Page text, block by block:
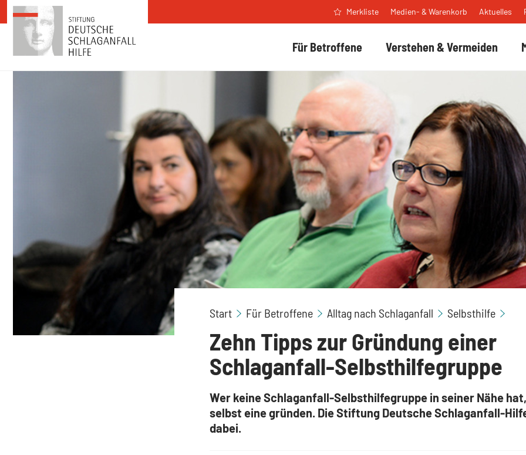
Zum Inhalt springen
Für Betroffene Verstehen & Vermeiden
Merkliste Medien- & Warenkorb Aktuelles
Start Für Betroffene Alltag nach Schlaganfall Selbsthilfe
Zehn Tipps zur Gründung einer
Schlaganfall-Selbsthilfegruppe
Wer keine Schlaganfall-Selbsthilfegruppe in seiner Nähe
selbst eine gründen. Die Stiftung Deutsche Schlaganfall-
dabei.